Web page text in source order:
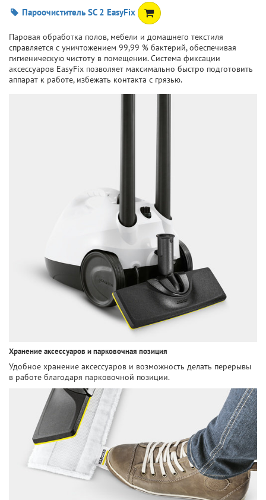
Пароочиститель SC 2 EasyFix
Паровая обработка полов, мебели и домашнего текстиля
справляется с уничтожением 99,99 % бактерий, обеспечивая
гигиеническую чистоту в помещении. Система фиксации
аксессуаров EasyFix позволяет максимально быстро подготовить
аппарат к работе, избежать контакта с грязью.
Хранение аксессуаров и парковочная позиция
Удобное хранение аксессуаров и возможность делать перерывы
в работе благодаря парковочной позиции.